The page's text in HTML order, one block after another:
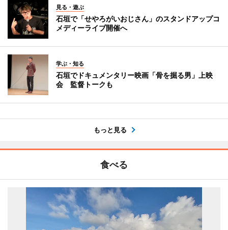
見る・遊ぶ
石垣で「せやろがいおじさん」のスタンドアップコ
メディーライブ開催へ
学ぶ・知る
石垣でドキュメンタリー映画「骨を掘る男」上映
会 監督トークも
もっと見る
食べる